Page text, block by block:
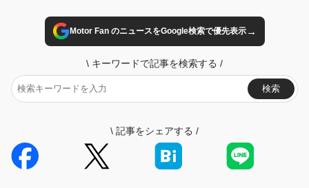
Motor Fan のニュースをGoogle検索で優先表示→
\ キーワードで記事を検索する /
検索
\ 記事をシェアする /